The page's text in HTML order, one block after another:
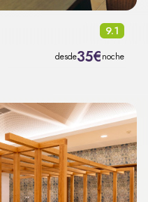
9.1
desde35€noche